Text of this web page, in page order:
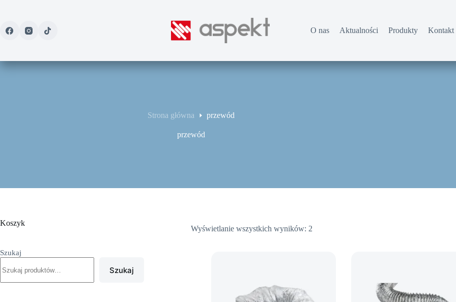
O nas
Aktualności Produkty Kontakt
Strona główna przewód
przewód
Wyświetlanie wszystkich wyników: 2
Koszyk
Szukaj
Szukaj